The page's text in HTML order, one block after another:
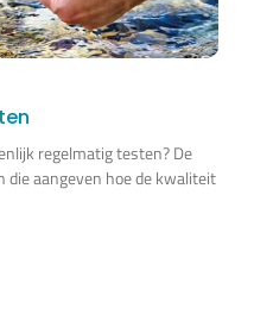
regelmatig testen? De
aangeven hoe de kwaliteit